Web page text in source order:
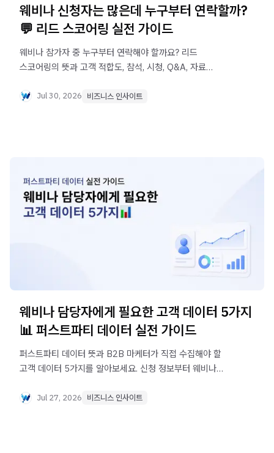
웨비나 신청자는 많은데 누구부터 연락할까?
💬 리드 스코어링 실전 가이드
웨비나 참가자 중 누구부터 연락해야 할까요? 리드
스코어링의 뜻과 고객 적합도, 참석, 시청, Q&A, 자료
소개합니다.
Jul 30, 2026 비즈니스 인사이트
웨비나 담당자에게 필요한 고객 데이터 5가지
📊 퍼스트파티 데이터 실전 가이드
퍼스트파티 데이터 뜻과 B2B 마케터가 직접 수집해야 할
고객 데이터 5가지를 알아보세요. 신청 정보부터 웨비나
Jul 27, 2026 비즈니스 인사이트